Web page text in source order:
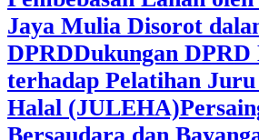
Jaya Mulia Disorot
DPRDDukungan
terhadap Pelatihan Juru
Halal (JULEHA)